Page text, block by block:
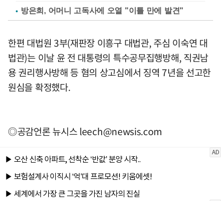
방은희, 어머니 고독사에 오열 "이틀 만에 발견"
한편 대법원 3부(재판장 이흥구 대법관, 주심 이숙연 대
법관)는 이날 윤 전 대통령의 특수공무집행방해, 직권남
용 권리행사방해 등 혐의 상고심에서 징역 7년을 선고한
원심을 확정했다.
◎공감언론 뉴시스leech@newsis.com